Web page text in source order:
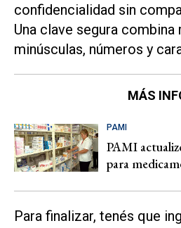
confidencialidad sin
Una clave segura combina
minúsculas, números y
MÁS
PAMI
PAMI
para
Para finalizar, tenés que